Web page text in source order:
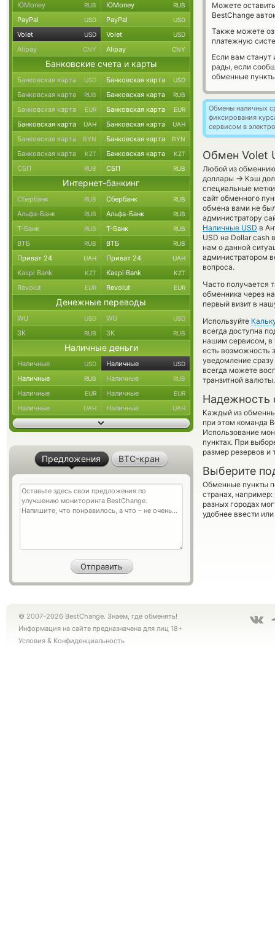
Можете
BestChange
Также можете
платежную
Если вам
рады, если
обменные
Обмены наличных
фиксирования
сервисом в
Обмен Volet
Любой из
доллары → Кэш
специальные
сайт обменного
обмена вами не
администратору
Наличные USD в
USD на Dollar cash
нам о данной
администратором
вопроса.
Часто получается
обменника через
первый визит в
Используйте
всегда доступна
нашим сервисом,
есть возможность
уведомление
всегда можете
транзитной валюты.
Надежность
Каждый из
при этом команда
Использование
пунктах. При
размер резервов и
Выберите
Обменные пункты
странах, например:
разных городах
удобнее ввести
ЮMoney RUB ЮMoney RUB
PayPal USD PayPal USD
Volet USD Volet USD
Alipay CNY Alipay CNY
Банковские счета и карты
Банковская карта USD Банковская карта USD
Банковская карта RUB Банковская карта RUB
Банковская карта EUR Банковская карта EUR
Банковская карта UAH Банковская карта UAH
Банковская карта BYN Банковская карта BYN
Банковская карта KZT Банковская карта KZT
СБП RUB СБП RUB
Интернет-банкинг
Сбербанк RUB Сбербанк RUB
Альфа-Банк RUB Альфа-Банк RUB
Т-Банк RUB Т-Банк RUB
ВТБ RUB ВТБ RUB
Приват 24 UAH Приват 24 UAH
Kaspi Bank KZT Kaspi Bank KZT
Revolut EUR Revolut EUR
Денежные переводы
WU USD WU USD
ЗК RUB ЗК RUB
Наличные деньги
Наличные USD Наличные USD
Наличные RUB Наличные RUB
Наличные EUR Наличные EUR
Наличные UAH Наличные UAH
Предложения BTC-кран
© 2007-2026 BestChange. Знаем, где обменять!
Информация на сайте предназначена для лиц 18+
Условия & Конфиденциальность